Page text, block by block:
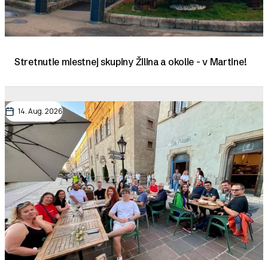
Stretnutie miestnej skupiny Žilina a okolie - v Martine!
14. Aug. 2026